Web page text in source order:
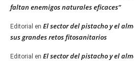
faltan enemigos naturales eficaces”
Editorial en El sector del pistacho y el
sus grandes retos fitosanitarios
Editorial en El sector del pistacho y el